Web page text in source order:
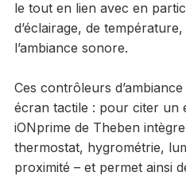
le tout en lien avec en
d’éclairage, de
l’ambiance sonore.
Ces contrôleurs
écran tactile : pour citer un
iONprime de Theben
thermostat, hygrométrie,
proximité – et permet ainsi